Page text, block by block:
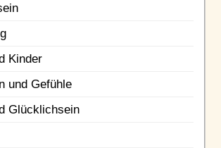
Kinder
und Gefühle
Glücklichsein